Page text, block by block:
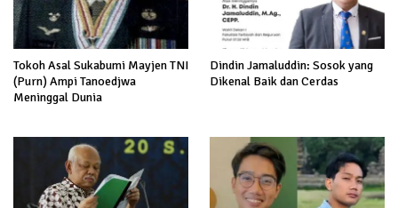
Tokoh Asal Sukabumi Mayjen TNI
(Purn) Ampi Tanoedjwa
Meninggal Dunia
Dindin Jamaluddin: Sosok yang
Dikenal Baik dan Cerdas